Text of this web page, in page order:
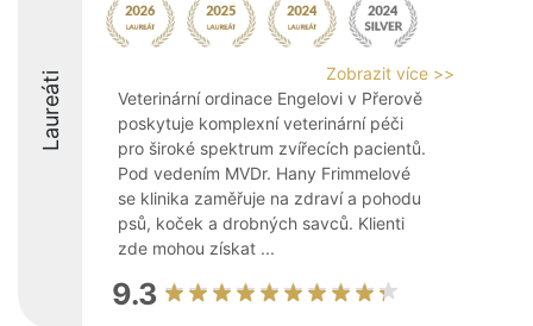
Laureáti
Zobrazit více >>
Veterinární ordinace Engelovi v Přerově
poskytuje komplexní veterinární péči
pro široké spektrum zvířecích pacientů.
Pod vedením MVDr. Hany Frimmelové
se klinika zaměřuje na zdraví a pohodu
psů, koček a drobných savců. Klienti
zde mohou získat ...
9.3